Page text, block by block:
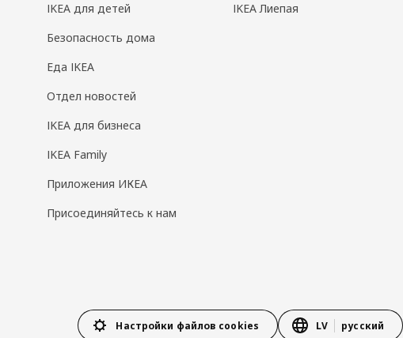
IKEA для детей
Безопасность дома
Еда IKEA
Отдел новостей
IKEA для бизнеса
IKEA Family
Приложения ИКЕА
Присоединяйтесь к нам
IKEA Лиепая
Настройки файлов cookies LV русский